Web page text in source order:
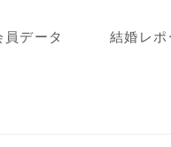
員データ 結婚レポ